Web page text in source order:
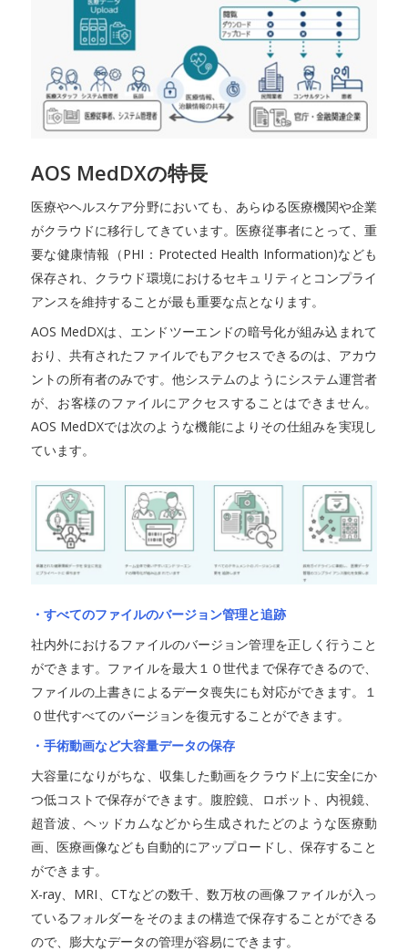
AOS MedDXの特長
医療やヘルスケア分野においても、あらゆる医療機関や企業
がクラウドに移行してきています。医療従事者にとって、重
要な健康情報（PHI：Protected Health Information)なども
保存され、クラウド環境におけるセキュリティとコンプライ
アンスを維持することが最も重要な点となります。
AOS MedDXは、エンドツーエンドの暗号化が組み込まれて
おり、共有されたファイルでもアクセスできるのは、アカウ
ントの所有者のみです。他システムのようにシステム運営者
が、お客様のファイルにアクセスすることはできません。
AOS MedDXでは次のような機能によりその仕組みを実現し
ています。
・すべてのファイルのバージョン管理と追跡
社内外におけるファイルのバージョン管理を正しく行うこと
ができます。ファイルを最大１０世代まで保存できるので、
ファイルの上書きによるデータ喪失にも対応ができます。１
０世代すべてのバージョンを復元することができます。
・手術動画など大容量データの保存
大容量になりがちな、収集した動画をクラウド上に安全にか
つ低コストで保存ができます。腹腔鏡、ロボット、内視鏡、
超音波、ヘッドカムなどから生成されたどのような医療動
画、医療画像なども自動的にアップロードし、保存すること
ができます。
X-ray、MRI、CTなどの数千、数万枚の画像ファイルが入っ
ているフォルダーをそのままの構造で保存することができる
ので、膨大なデータの管理が容易にできます。